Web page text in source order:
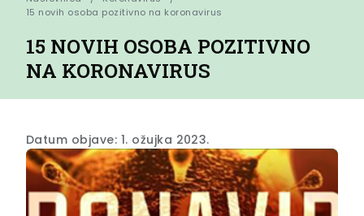
15 novih osoba pozitivno na koronavirus
15 NOVIH OSOBA POZITIVNO
NA KORONAVIRUS
Datum objave: 1. ožujka 2023.